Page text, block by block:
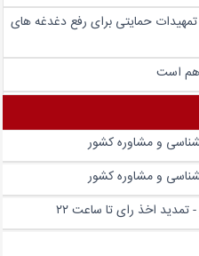
حمایتی برای رفع دغدغه های
و مشاوره کشور
و مشاوره کشور